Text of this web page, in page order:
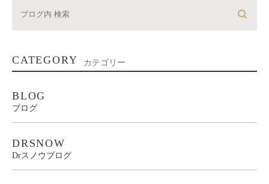
CATEGORY カテゴリー
BLOG
ブログ
DRSNOW
Drスノウブログ